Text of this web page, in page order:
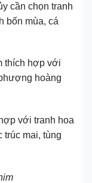
cần chọn tranh
bốn mùa, cá
thích hợp với
hoàng
với tranh hoa
mai, tùng